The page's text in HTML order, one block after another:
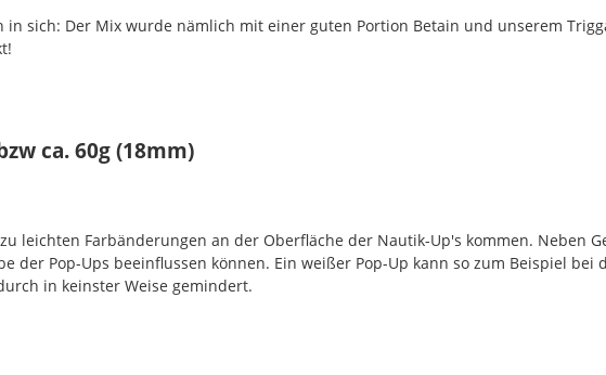
in sich: Der Mix wurde nämlich mit einer guten Portion Betain und unserem
ca. 60g (18mm)
leichten Farbänderungen an der Oberfläche der Nautik-Up's kommen. Neben
der Pop-Ups beeinflussen können. Ein weißer Pop-Up kann so zum Beispiel
in keinster Weise gemindert.